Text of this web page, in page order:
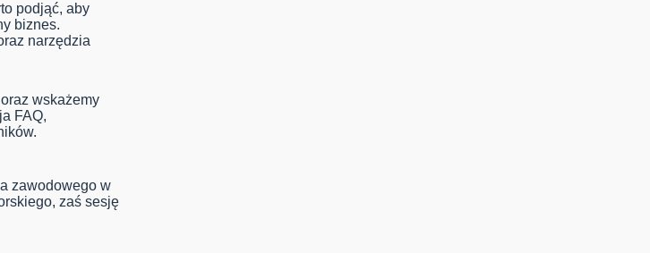
podjąć, aby
biznes.
narzędzia
wskażemy
FAQ,
zawodowego w
zaś sesję